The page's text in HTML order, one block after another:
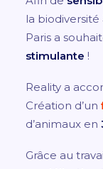
la biodiversité
Paris a
stimulante !
Reality a
Création d’un
d’animaux en
Grâce au